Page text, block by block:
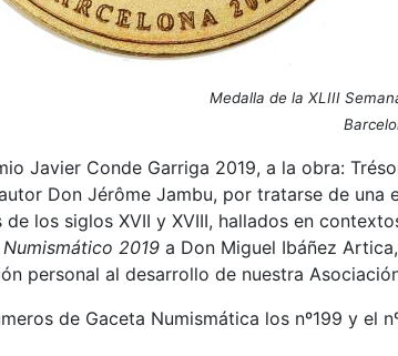
Medalla de la XLIII
Javier Conde Garriga 2019, a la obra:
Don Jérôme Jambu, por tratarse de
de los siglos XVII y XVIII, hallados en
2019 a Don Miguel Ibáñez
personal al desarrollo de nuestra
de Gaceta Numismática los nº199 y el